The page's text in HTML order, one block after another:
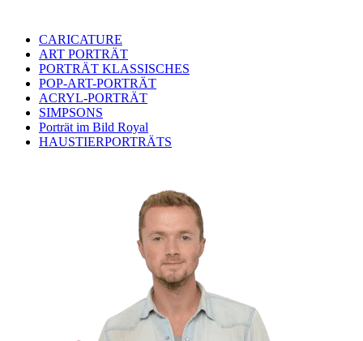
CARICATURE
ART PORTRÄT
PORTRÄT KLASSISCHES
POP-ART-PORTRÄT
ACRYL-PORTRÄT
SIMPSONS
Porträt im Bild Royal
HAUSTIERPORTRÄTS